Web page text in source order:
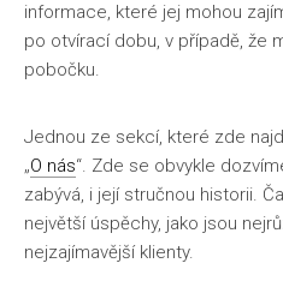
informace, které jej mohou
po otvírací dobu, v případě, že
pobočku.
Jednou ze sekcí, které zde
„O nás“. Zde se obvykle
zabývá, i její stručnou historii.
největší úspěchy, jako jsou
nejzajímavější klienty.